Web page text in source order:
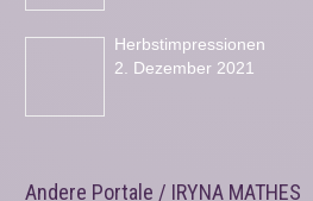
Herbstimpressionen
2. Dezember 2021
Andere Portale / IRYNA MATHES